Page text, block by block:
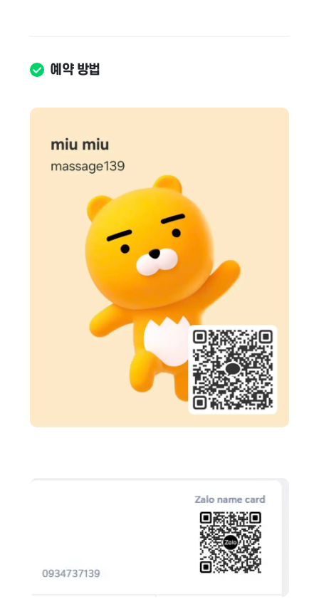
예약 방법